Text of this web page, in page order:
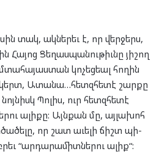
տակ, ակ­նե­րեւ է, որ վեր­ջերս,
Հա­յոց Ցե­ղաս­պա­նու­թիւնը յի­շող
կո­չեց­եալ հո­ղին
Ատա­նա…հետզ­հե­տէ շար­քը
Պո­լիս, ուր հետզ­հե­տէ
ալի­քը: Այն­քան մը, այ­լա­խոհ
որ շատ աւե­լի ճիշտ պի­
“ար­դա­րա­միտ­նե­րու ալիք“: